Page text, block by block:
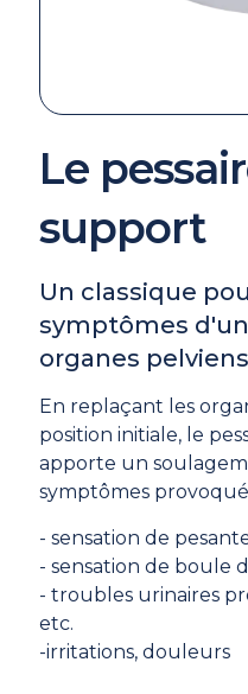
Le
support
Un classique
symptômes
organes pelviens
En replaçant les
position initiale, le
apporte un
symptômes
- sensation de
- sensation de boule
- troubles urinaires
etc.
-irritations, douleurs